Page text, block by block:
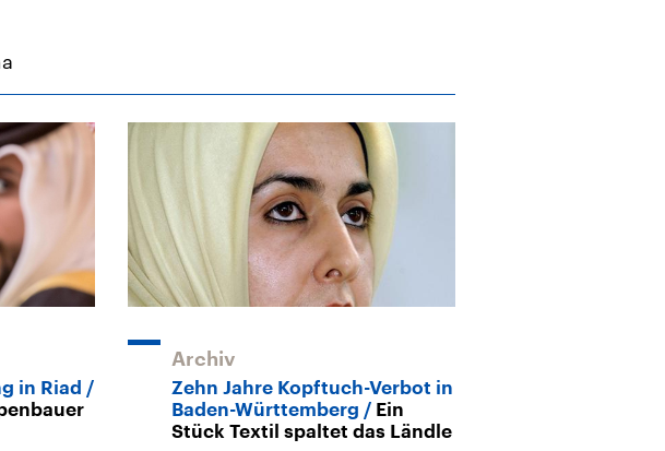
in Riad
Archiv
Zehn Jahre Kopftuch-Verbot in
Baden-Württemberg
Ein
Stück Textil spaltet das Ländle